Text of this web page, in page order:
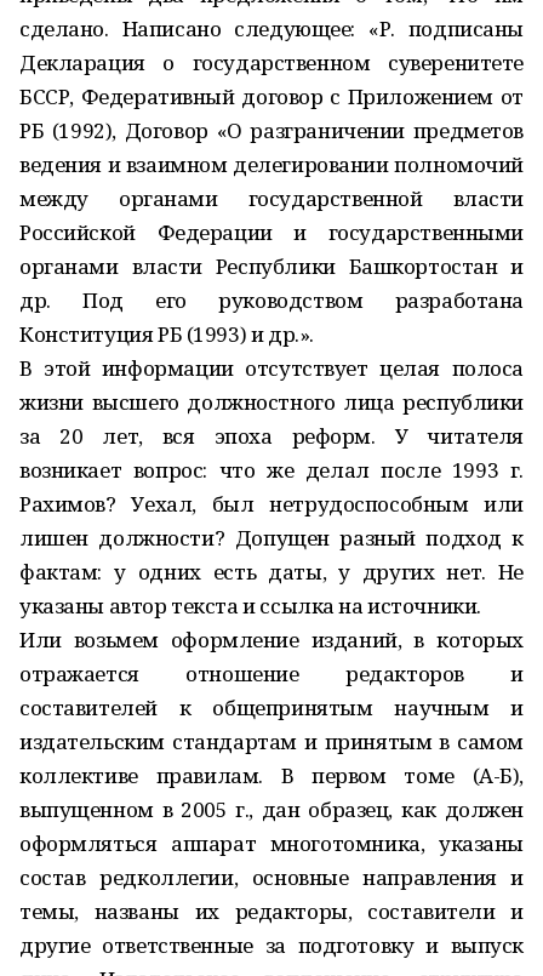
сделано. Написано следующее: «Р. подписаны
Декларация о государственном суверенитете
БССР, Федеративный договор с Приложением от
РБ (1992), Договор «О разграничении предметов
ведения и взаимном делегировании полномочий
между органами государственной власти
Российской Федерации и государственными
органами власти Республики Башкортостан и
др. Под его руководством разработана
Конституция РБ (1993) и др.».
В этой информации отсутствует целая полоса
жизни высшего должностного лица республики
за 20 лет, вся эпоха реформ. У читателя
возникает вопрос: что же делал после 1993 г.
Рахимов? Уехал, был нетрудоспособным или
лишен должности? Допущен разный подход к
фактам: у одних есть даты, у других нет. Не
указаны автор текста и ссылка на источники.
Или возьмем оформление изданий, в которых
отражается отношение редакторов и
составителей к общепринятым научным и
издательским стандартам и принятым в самом
коллективе правилам. В первом томе (А-Б),
выпущенном в 2005 г., дан образец, как должен
оформляться аппарат многотомника, указаны
состав редколлегии, основные направления и
темы, названы их редакторы, составители и
другие ответственные за подготовку и выпуск